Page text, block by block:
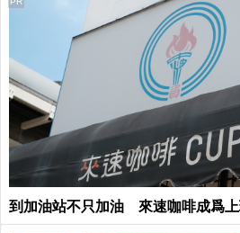
到加油站不只加油 來速咖啡成爲